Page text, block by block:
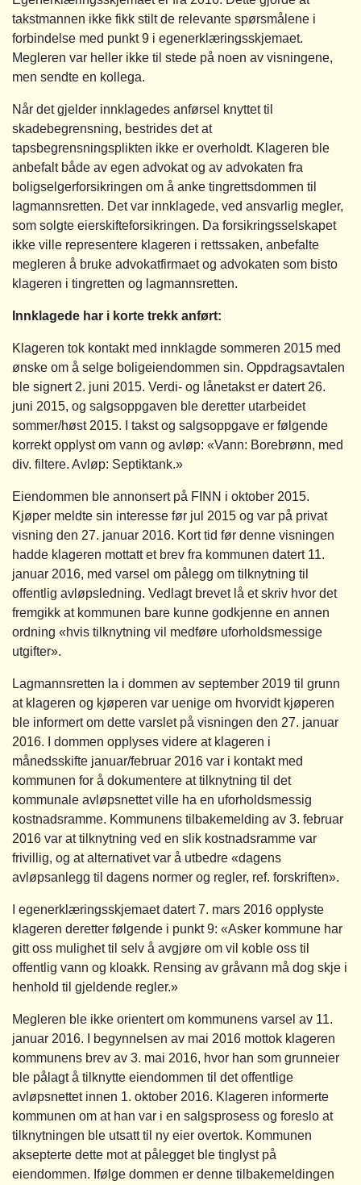
takstmannen ikke fikk stilt de relevante spørsmålene i
forbindelse med punkt 9 i egenerklæringsskjemaet.
Megleren var heller ikke til stede på noen av visningene,
men sendte en kollega.
Når det gjelder innklagedes anførsel knyttet til
skadebegrensning, bestrides det at
tapsbegrensningsplikten ikke er overholdt. Klageren ble
anbefalt både av egen advokat og av advokaten fra
boligselgerforsikringen om å anke tingrettsdommen til
lagmannsretten. Det var innklagede, ved ansvarlig megler,
som solgte eierskifteforsikringen. Da forsikringsselskapet
ikke ville representere klageren i rettssaken, anbefalte
megleren å bruke advokatfirmaet og advokaten som bisto
klageren i tingretten og lagmannsretten.
Innklagede har i korte trekk anført:
Klageren tok kontakt med innklagde sommeren 2015 med
ønske om å selge boligeiendommen sin. Oppdragsavtalen
ble signert 2. juni 2015. Verdi- og lånetakst er datert 26.
juni 2015, og salgsoppgaven ble deretter utarbeidet
sommer/høst 2015. I takst og salgsoppgave er følgende
korrekt opplyst om vann og avløp: «Vann: Borebrønn, med
div. filtere. Avløp: Septiktank.»
Eiendommen ble annonsert på FINN i oktober 2015.
Kjøper meldte sin interesse før jul 2015 og var på privat
visning den 27. januar 2016. Kort tid før denne visningen
hadde klageren mottatt et brev fra kommunen datert 11.
januar 2016, med varsel om pålegg om tilknytning til
offentlig avløpsledning. Vedlagt brevet lå et skriv hvor det
fremgikk at kommunen bare kunne godkjenne en annen
ordning «hvis tilknytning vil medføre uforholdsmessige
utgifter».
Lagmannsretten la i dommen av september 2019 til grunn
at klageren og kjøperen var uenige om hvorvidt kjøperen
ble informert om dette varslet på visningen den 27. januar
2016. I dommen opplyses videre at klageren i
månedsskifte januar/februar 2016 var i kontakt med
kommunen for å dokumentere at tilknytning til det
kommunale avløpsnettet ville ha en uforholdsmessig
kostnadsramme. Kommunens tilbakemelding av 3. februar
2016 var at tilknytning ved en slik kostnadsramme var
frivillig, og at alternativet var å utbedre «dagens
avløpsanlegg til dagens normer og regler, ref. forskriften».
I egenerklæringsskjemaet datert 7. mars 2016 opplyste
klageren deretter følgende i punkt 9: «Asker kommune har
gitt oss mulighet til selv å avgjøre om vil koble oss til
offentlig vann og kloakk. Rensing av gråvann må dog skje i
henhold til gjeldende regler.»
Megleren ble ikke orientert om kommunens varsel av 11.
januar 2016. I begynnelsen av mai 2016 mottok klageren
kommunens brev av 3. mai 2016, hvor han som grunneier
ble pålagt å tilknytte eiendommen til det offentlige
avløpsnettet innen 1. oktober 2016. Klageren informerte
kommunen om at han var i en salgsprosess og foreslo at
tilknytningen ble utsatt til ny eier overtok. Kommunen
aksepterte dette mot at pålegget ble tinglyst på
eiendommen. Ifølge dommen er denne tilbakemeldingen